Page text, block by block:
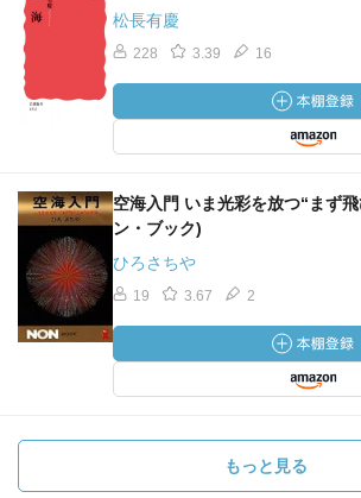
松長有慶
228 3.39 16
空海入門 いま光彩を放つ“まず
ン・ブック)
ひろさちや
19 3.67 2
もっと見る